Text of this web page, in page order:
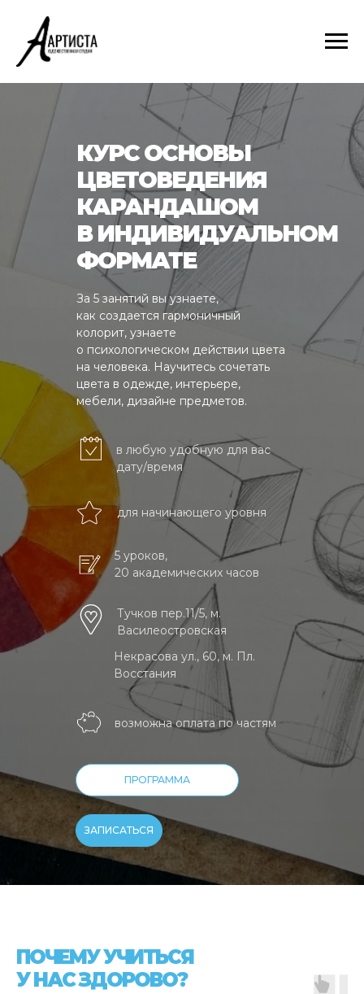
ПРОГРАММА
ЗАПИСАТЬСЯ
Некрасова ул., 60, м. Пл.
Восстания
Тучков пер.11/5, м.
Василеостровская
5 уроков,
20 академических часов
для начинающего уровня
в любую удобную для вас
дату/время
возможна оплата по частям
За 5 занятий вы узнаете,
как создается гармоничный
колорит, узнаете
о психологическом действии цвета
на человека. Научитесь сочетать
цвета в одежде, интерьере,
мебели, дизайне предметов.
КУРС ОСНОВЫ
ЦВЕТОВЕДЕНИЯ
КАРАНДАШОМ
В ИНДИВИДУАЛЬНОМ
ФОРМАТЕ
ПОЧЕМУ УЧИТЬСЯ
У НАС ЗДОРОВО?